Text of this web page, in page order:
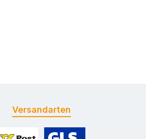
Versandarten